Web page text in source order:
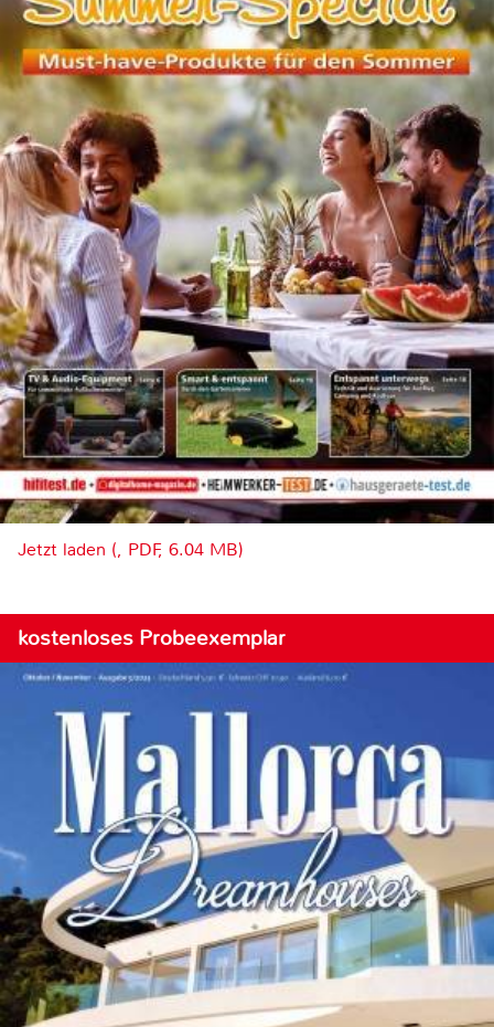
Jetzt laden (, PDF, 6.04 MB)
kostenloses Probeexemplar